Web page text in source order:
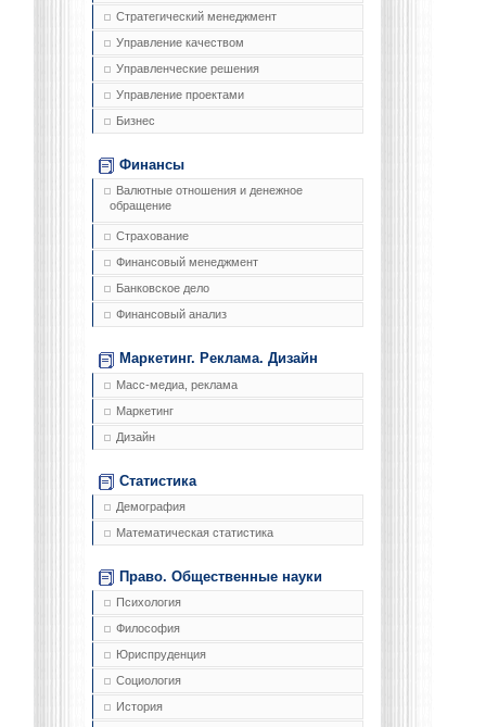
Стратегический менеджмент
Управление качеством
Управленческие решения
Управление проектами
Бизнес
Финансы
Валютные отношения и денежное
обращение
Страхование
Финансовый менеджмент
Банковское дело
Финансовый анализ
Маркетинг. Реклама. Дизайн
Масс-медиа, реклама
Маркетинг
Дизайн
Статистика
Демография
Математическая статистика
Право. Общественные науки
Психология
Философия
Юриспруденция
Социология
История